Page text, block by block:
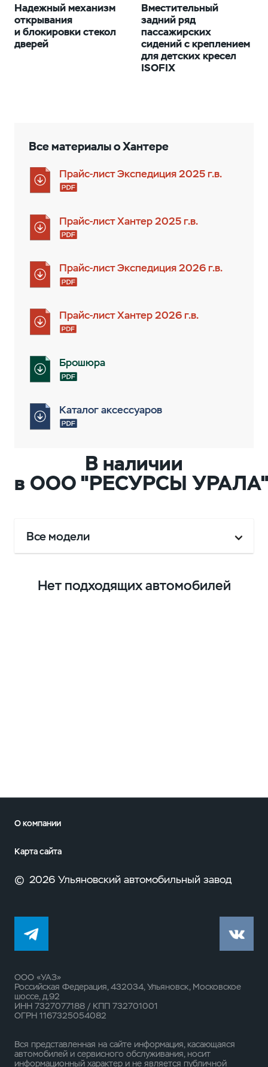
Надежный механизм
открывания
и блокировки стекол
дверей
Вместительный
задний ряд
пассажирских
сидений с креплением
для детских кресел
ISOFIX
Все материалы о Хантерe
Прайс-лист Экспедиция 2025 г.в.
Прайс-лист Хантер 2025 г.в.
Прайс-лист Экспедиция 2026 г.в.
Прайс-лист Хантер 2026 г.в.
Брошюра
Каталог аксессуаров
В наличии
в ООО "РЕСУРСЫ
Все модели
Нет подходящих автомобилей
О компании
Карта сайта
© 2026 Ульяновский автомобильный завод
ООО «УАЗ»
Российская Федерация, 432034, Ульяновск, Московское
шоссе, д.92
ИНН 7327077188 / КПП 732701001
ОГРН 1167325054082
Вся представленная на сайте информация, касающаяся
автомобилей и сервисного обслуживания, носит
информационный характер и не является публичной